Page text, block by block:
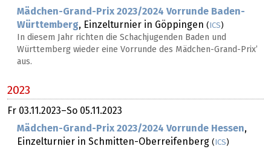
Mädchen-Grand-Prix 2023/2024 Vorrunde Baden-
Württemberg, Einzelturnier in Göppingen ( ICS)
In diesem Jahr richten die Schachjugenden Baden und
Württemberg wieder eine Vorrunde des Mädchen-Grand-Prix’
aus.
2023
Fr 03.11.2023–So 05.11.2023
Mädchen-Grand-Prix 2023/2024 Vorrunde Hessen,
Einzelturnier in Schmitten-Oberreifenberg ( ICS)